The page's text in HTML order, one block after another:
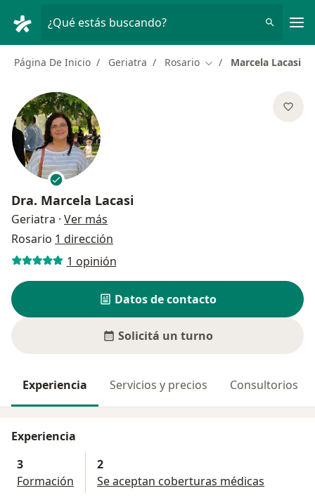
¿Qué estás buscando?
Página De Inicio Geriatra Rosario Cambiar de ciudad
Marcela Lacasi
Dra. Marcela Lacasi
Geriatra · Ver más
Rosario 1 dirección
1 opinión
Datos de contacto
Solicitá un turno
Experiencia Servicios y precios Consultorios
Experiencia
3
Formación
2
Se aceptan coberturas médicas